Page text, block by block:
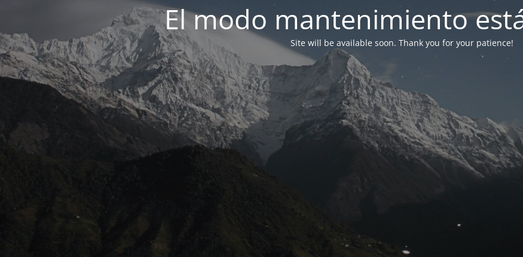
El modo mantenimiento
Site will be available soon. Thank you for your patience!